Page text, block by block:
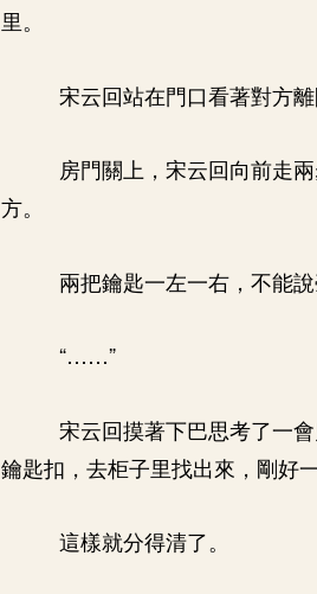
里。
宋云回站在門口看著對方
房門關上，宋云回向前走
方。
兩把鑰匙一左一右，不能
“……”
宋云回摸著下巴思考了一
鑰匙扣，去柜子里找出來，剛好一
這樣就分得清了。